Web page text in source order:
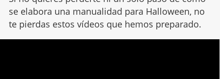
se elabora una manualidad para Halloween, no
te pierdas estos vídeos que hemos preparado.